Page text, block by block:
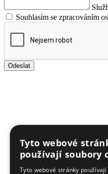
Souhlasím se zpracováním
Odeslat
Tyto webové
používají soubory
Tyto webové stránky